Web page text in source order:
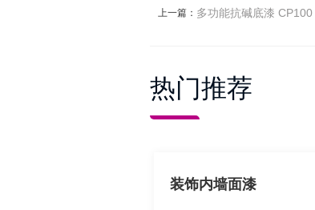
上一篇： 多功能抗碱底漆 CP100
热门推荐
装饰内墙面漆